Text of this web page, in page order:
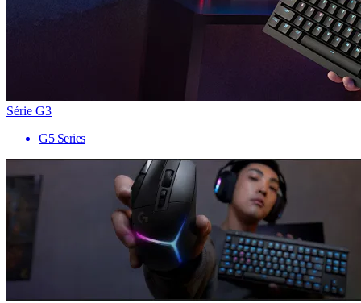
Série G3
G5 Series